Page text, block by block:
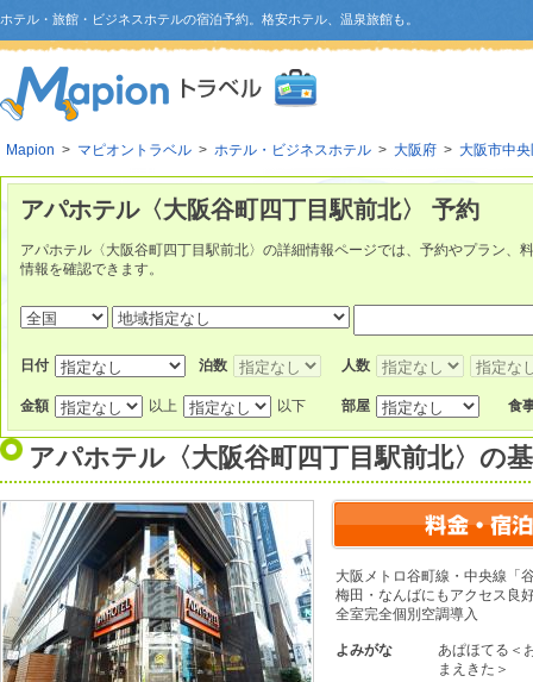
ホテル・旅館・ビジネスホテルの宿泊予約。格安ホテル、温泉旅館も。
Mapion > マピオントラベル > ホテル・ビジネスホテル > 大阪府 > 大阪市中
アパホテル〈大阪谷町四丁目駅前北〉 予約
アパホテル〈大阪谷町四丁目駅前北〉の詳細情報ページでは、予約やプラン、
情報を確認できます。
日付 泊数 人数
金額 以上 以下 部屋 食
アパホテル〈大阪谷町四丁目駅前北〉 の
大阪メトロ谷町線・中央線「
梅田・なんばにもアクセス良
全室完全個別空調導入
よみがな
あぱほてる＜
まえきた＞